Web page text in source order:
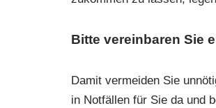
Bitte vereinbaren Sie
Damit vermeiden Sie
in Notfällen für Sie da und